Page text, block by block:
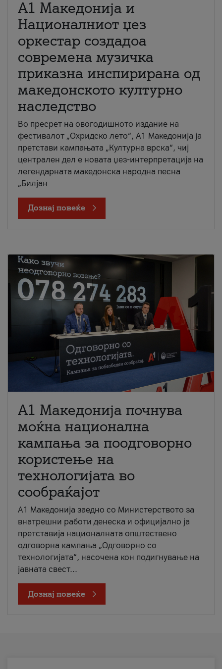
А1 Македонија и
Националниот џез
оркестар создадоа
современа музичка
приказна инспирирана од
македонското културно
наследство
Во пресрет на овогодишното издание на
фестивалот „Охридско лето“, А1 Македонија ја
претстави кампањата „Културна врска“, чиј
централен дел е новата џез-интерпретација на
легендарната македонска народна песна
„Билјан
Дознај повеќе
A1 Македонија почнува
моќна национална
кампања за поодговорно
користење на
технологијата во
сообраќајот
A1 Македонија заедно со Министерството за
внатрешни работи денеска и официјално ја
претставија националната општествено
одговорна кампања „Одговорно со
технологијата“, насочена кон подигнување на
јавната свест...
Дознај повеќе